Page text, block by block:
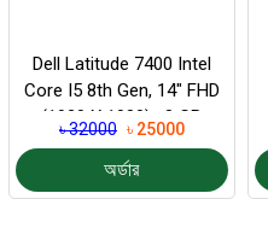
Dell Latitude 7400 Intel
Core I5 8th Gen, 14″ FHD
(1920 X 1080) , 8 GB
Ram, 256...
৳ 32000 ৳ 25000
অর্ডার